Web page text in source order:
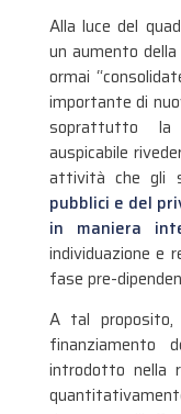
Alla luce del
un aumento
ormai
importante di
soprattutto la
auspicabile
attività che gli
pubblici e del
in maniera
individuazione e
fase pre-
A tal proposito,
finanziamento
introdotto nella